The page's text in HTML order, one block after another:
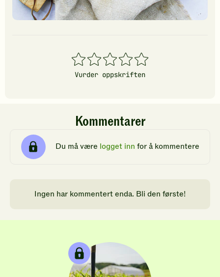
1
stjerner
2
stjerner
3
stjerner
4
stjerner
5
stjerner
Vurder oppskriften
Kommentarer
Du må være logget inn for å kommentere
Ingen har kommentert enda. Bli den første!